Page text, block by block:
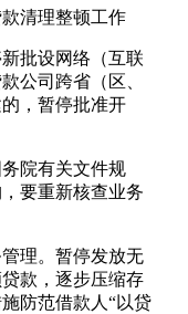
清理整顿工作
批设网络（互联
公司跨省（区、
，暂停批准开
院有关文件规
要重新核查业务
理。暂停发放无
款，逐步压缩存
防范借款人“以贷